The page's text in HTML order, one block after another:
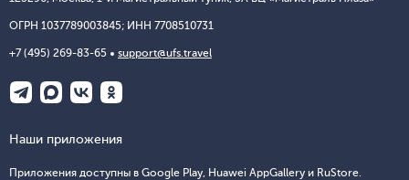
ОГРН 1037789003845; ИНН 7708510731
+7 (495) 269-83-65 support@ufs.travel
Наши приложения
Приложения доступны в Google Play, Huawei AppGallery и RuStore.